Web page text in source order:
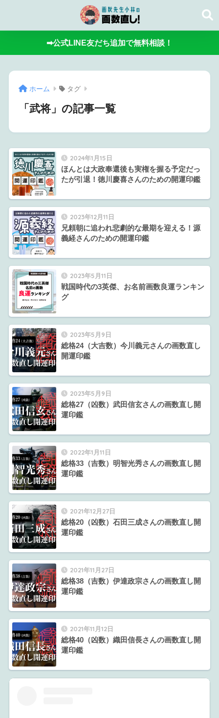
➡公式LINE友だち追加で無料相談！
ホーム タグ
「武将」の記事一覧
2024年1月15日
ほんとは大政奉還後も実権を握る予定だっ
たが引退！徳川慶喜さんのための開運印鑑
2023年12月11日
兄頼朝に追われ悲劇的な最期を迎える！源
義経さんのための開運印鑑
2023年5月11日
戦国時代の3英傑、お名前画数良運ランキン
グ
2023年5月9日
総格24（大吉数）今川義元さんの画数直し
開運印鑑
2023年5月9日
総格27（凶数）武田信玄さんの画数直し開
運印鑑
2022年1月11日
総格33（吉数）明智光秀さんの画数直し開
運印鑑
2021年12月27日
総格20（凶数）石田三成さんの画数直し開
運印鑑
2021年11月27日
総格38（吉数）伊達政宗さんの画数直し開
運印鑑
2021年11月12日
総格40（凶数）織田信長さんの画数直し開
運印鑑